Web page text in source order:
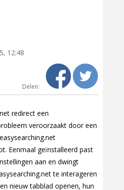
12:48
Delen:
redirect een
veroorzaakt door een
Eenmaal geïnstalleerd past
aan en dwingt
te interageren
nieuw tabblad openen, hun